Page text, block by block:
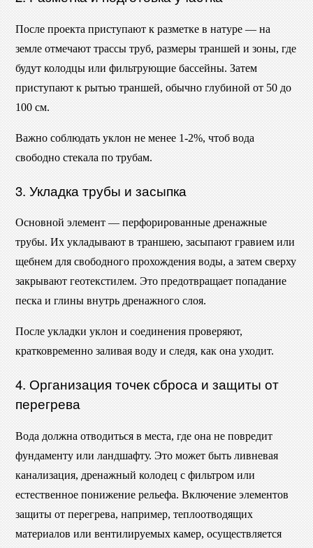
После проекта приступают к разметке в натуре — на
земле отмечают трассы труб, размеры траншей и зоны, где
будут колодцы или фильтрующие бассейны. Затем
приступают к рытью траншей, обычно глубиной от 50 до
100 см.
Важно соблюдать уклон не менее 1-2%, чтоб вода
свободно стекала по трубам.
3. Укладка трубы и засыпка
Основной элемент — перфорированные дренажные
трубы. Их укладывают в траншею, засыпают гравием или
щебнем для свободного прохождения воды, а затем сверху
закрывают геотекстилем. Это предотвращает попадание
песка и глины внутрь дренажного слоя.
После укладки уклон и соединения проверяют,
кратковременно заливая воду и следя, как она уходит.
4. Организация точек сброса и защиты от
перегрева
Вода должна отводиться в места, где она не повредит
фундаменту или ландшафту. Это может быть ливневая
канализация, дренажный колодец с фильтром или
естественное понижение рельефа. Включение элементов
защиты от перегрева, например, теплоотводящих
материалов или вентилируемых камер, осуществляется